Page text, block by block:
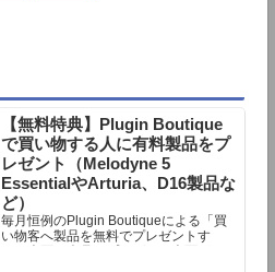
【無料特典】Plugin Boutique
で買い物する人に有料製品をプ
レゼント（Melodyne 5
EssentialやArturia、D16製品な
ど）
毎月恒例のPlugin Boutiqueによる「買
い物客へ製品を無料でプレゼントす
る」企画。今月もプレゼント企画が用